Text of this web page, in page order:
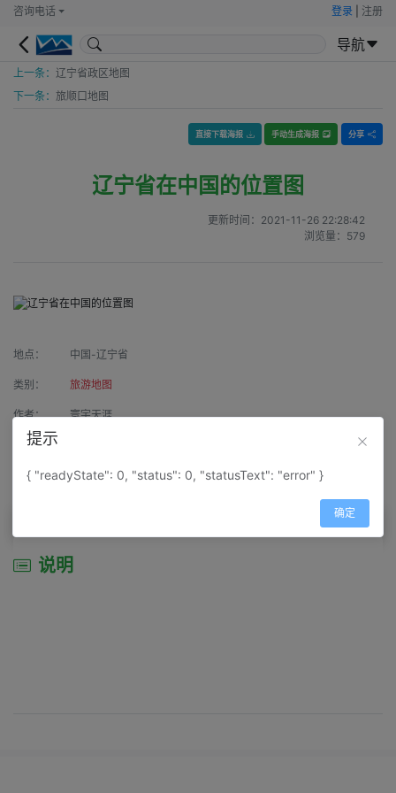
咨询电话 登录 注册
导航
上一条： 辽宁省政区地图
下一条： 旅顺口地图
直接下载海报 手动生成海报 分享
辽宁省在中国的位置图
更新时间： 2021-11-26 22:28:42
浏览量： 579
地点： 中国-辽宁省
类别： 旅游地图
作者： 寰宇天涯
来源：
属性： 地图属性： 地图类型-其它类型地图
说明
提示
{ "readyState": 0, "status": 0, "statusText": "error" }
确定